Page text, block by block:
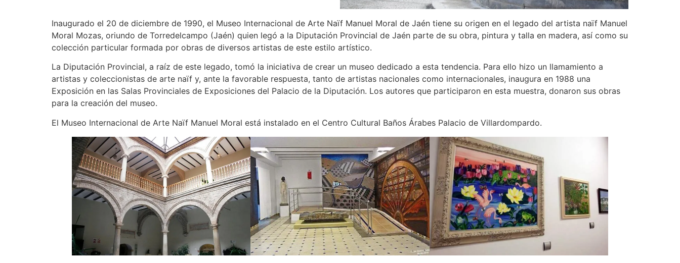
Inaugurado el 20 de diciembre de 1990, el Museo Internacional de Arte Naïf Manuel Moral de Jaén tiene su origen en el legado del artista naïf Manuel
Moral Mozas, oriundo de Torredelcampo (Jaén) quien legó a la Diputación Provincial de Jaén parte de su obra, pintura y talla en madera, así como su
colección particular formada por obras de diversos artistas de este estilo artístico.
La Diputación Provincial, a raíz de este legado, tomó la iniciativa de crear un museo dedicado a esta tendencia. Para ello hizo un llamamiento a
artistas y coleccionistas de arte naïf y, ante la favorable respuesta, tanto de artistas nacionales como internacionales, inaugura en 1988 una
Exposición en las Salas Provinciales de Exposiciones del Palacio de la Diputación. Los autores que participaron en esta muestra, donaron sus obras
para la creación del museo.
El Museo Internacional de Arte Naïf Manuel Moral está instalado en el Centro Cultural Baños Árabes Palacio de Villardompardo.